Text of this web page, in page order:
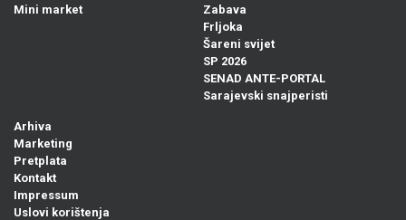
Mini market
Zabava
Frljoka
Šareni svijet
SP 2026
SENAD ANTE-PORTAL
Sarajevski snajperisti
Arhiva
Marketing
Pretplata
Kontakt
Impressum
Uslovi korištenja